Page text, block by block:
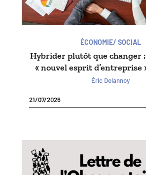
ÉCONOMIE/ SOCIAL
Hybrider plutôt que changer
« nouvel esprit d’entreprise
Éric Delannoy
21/07/2026